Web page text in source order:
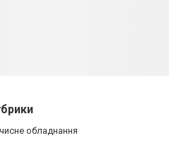
обладнання